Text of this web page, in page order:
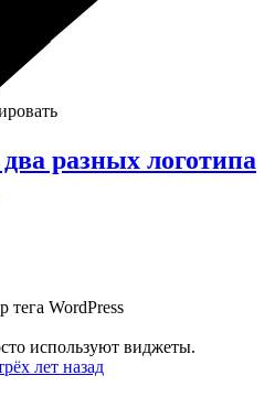
разных логотипа
тега WordPress
используют виджеты.
лет назад